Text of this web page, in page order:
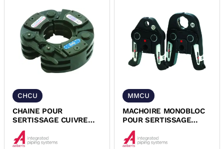
CHCU
CHAINE POUR
SERTISSAGE CUIVRE
POUR PINCE A SERTIR
NOVOPRESS ACO 202...
MMCU
MACHOIRE MONOBLOC
POUR SERTISSAGE
CUIVRE POUR PINCE A
SERTIR...